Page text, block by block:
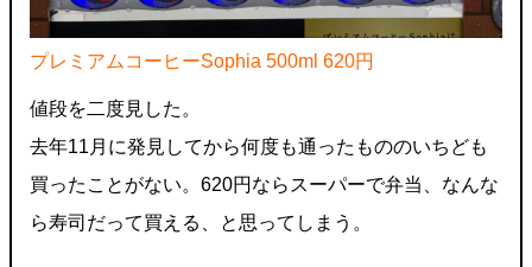
プレミアムコーヒーSophia 500ml 620円
値段を二度見した。
去年11月に発見してから何度も通ったもののいちども
買ったことがない。620円ならスーパーで弁当、なんな
ら寿司だって買える、と思ってしまう。